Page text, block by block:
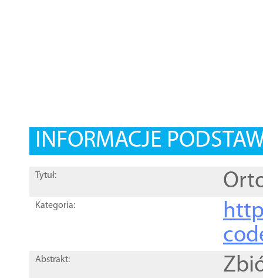
INFORMACJE
Tytuł:
Kategoria:
Abstrakt: